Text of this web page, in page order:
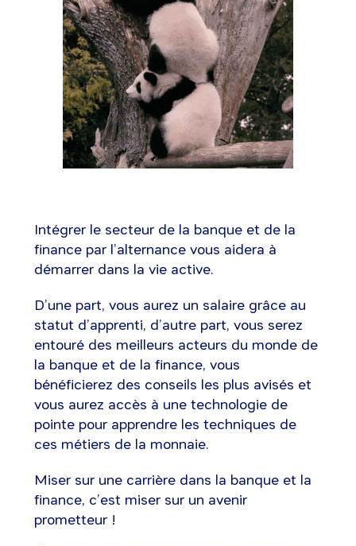
Intégrer le secteur de la banque et de la
finance par l’alternance vous aidera à
démarrer dans la vie active.
D’une part, vous aurez un salaire grâce au
statut d’apprenti, d’autre part, vous serez
entouré des meilleurs acteurs du monde de
la banque et de la finance, vous
bénéficierez des conseils les plus avisés et
vous aurez accès à une technologie de
pointe pour apprendre les techniques de
ces métiers de la monnaie.
Miser sur une carrière dans la banque et la
finance, c’est miser sur un avenir
prometteur !